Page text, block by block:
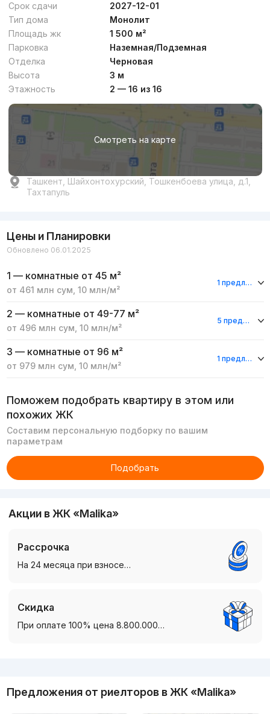
Срок сдачи
2027-12-01
Тип дома
Монолит
Площадь жк
1 500 м²
Парковка
Наземная/Подземная
Отделка
Черновая
Высота
3 м
Этажность
2 — 16 из 16
Смотреть на карте
Ташкент, Шайхонтохурский, Тошкенбоева улица, д.1,
Тахтапуль
Цены и Планировки
Обновлено 06.01.2025
1 — комнатные от 45 м²
от 461 млн сум 10 млн/м²
1 предложение
2 — комнатные от 49-77 м²
от 496 млн сум 10 млн/м²
5 предложений
3 — комнатные от 96 м²
от 979 млн сум 10 млн/м²
1 предложение
Поможем подобрать квартиру в этом или
похожих ЖК
Составим персональную подборку по вашим
параметрам
Подобрать
Акции в ЖК «Malika»
Рассрочка
На 24 месяца при взносе…
Скидка
При оплате 100% цена 8.800.000…
Предложения от риелторов в ЖК «Malika»